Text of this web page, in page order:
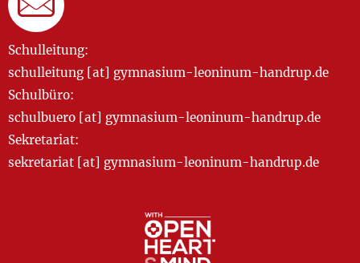
Schulleitung:
schulleitung [at] gymnasium-leoninum-handrup.de
Schulbüro:
schulbuero [at] gymnasium-leoninum-handrup.de
Sekretariat:
sekretariat [at] gymnasium-leoninum-handrup.de